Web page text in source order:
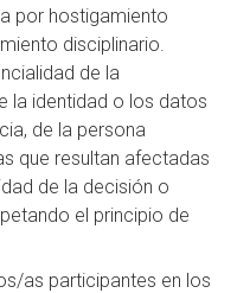
por hostigamiento
disciplinario.
de la
la identidad o los datos
de la persona
que resultan afectadas
de la decisión o
el principio de
as participantes en los